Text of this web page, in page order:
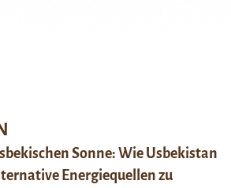
Sonne: Wie Usbekistan
Energiequellen zu